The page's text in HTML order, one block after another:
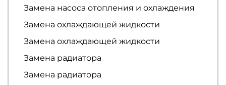
Замена насоса отопления и охлаждения
Замена охлаждающей жидкости
Замена охлаждающей жидкости
Замена радиатора
Замена радиатора